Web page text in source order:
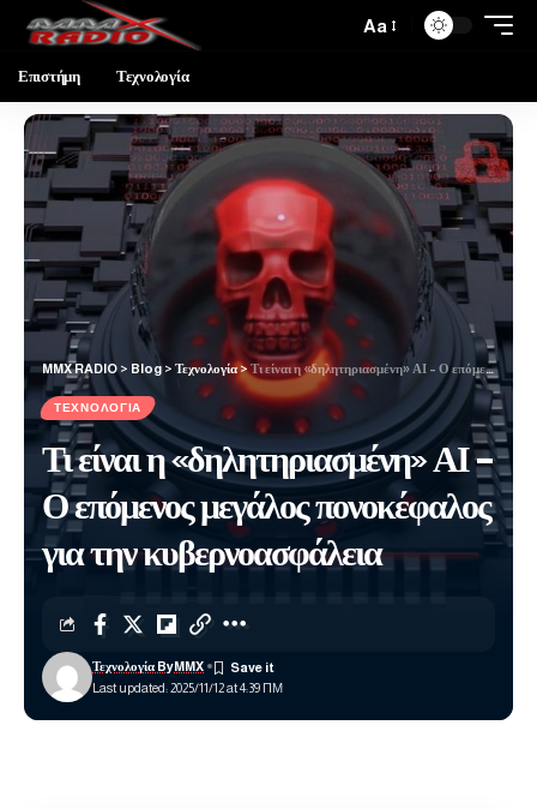
Aa
Επιστήμη Τεχνολογία
MMX RADIO > Blog > Τεχνολογία >Τι είναι η «δηλητηριασμένη» ΑΙ – Ο επόμενος μεγάλος πονοκέφαλος για την κυβερνοασφάλεια
ΤΕΧΝΟΛΟΓΊΑ
Τι είναι η «δηλητηριασμένη» ΑΙ –
Ο επόμενος μεγάλος πονοκέφαλος
για την κυβερνοασφάλεια
Last updated: 2025/11/12 at 4:39 ΠΜ
Τεχνολογία ByMMX